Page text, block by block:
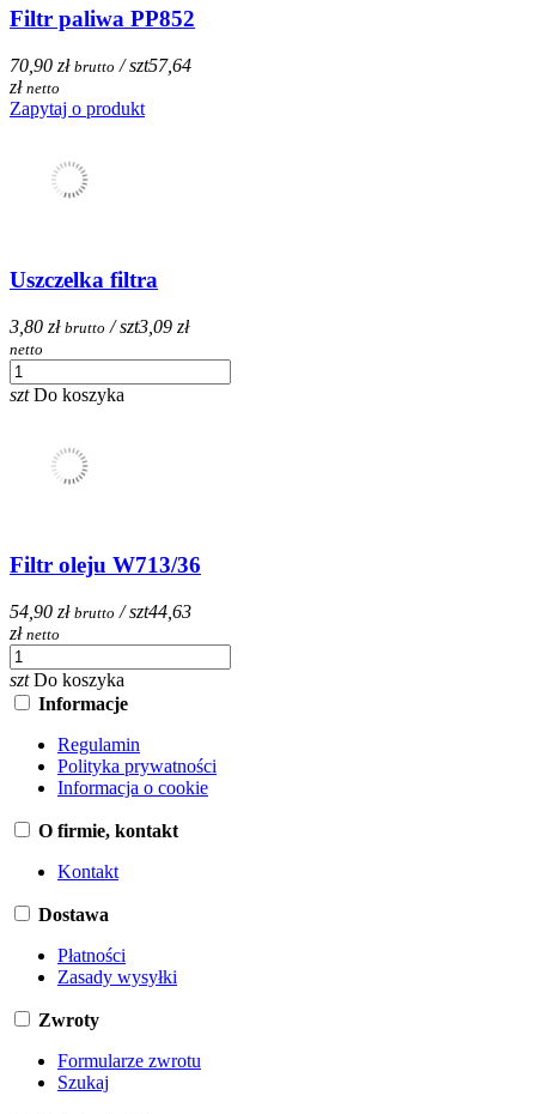
Filtr paliwa PP852
70,90 zł brutto / szt57,64
zł netto
Zapytaj o produkt
Uszczelka filtra
3,80 zł brutto / szt3,09 zł
netto
szt Do koszyka
Filtr oleju W713/36
54,90 zł brutto / szt44,63
zł netto
szt Do koszyka
Informacje
Regulamin
Polityka prywatności
Informacja o cookie
O firmie, kontakt
Kontakt
Dostawa
Płatności
Zasady wysyłki
Zwroty
Formularze zwrotu
Szukaj